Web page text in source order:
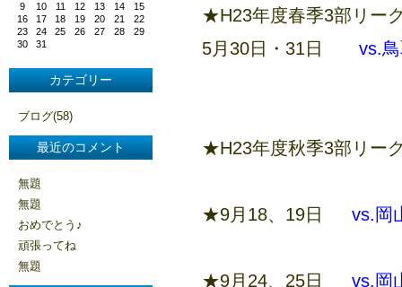
★H23年度春季3部リー
5月30日・31日 vs.
★H23年度秋季3部リー
★9月18、19日 vs.岡
★9月24、25日 vs.岡
9
10 11 12 13 14
15
16
17 18 19 20 21
22
23
24 25 26 27 28
29
30
31
カテゴリー
ブログ(58)
最近のコメント
無題
無題
おめでとう♪
頑張ってね
無題